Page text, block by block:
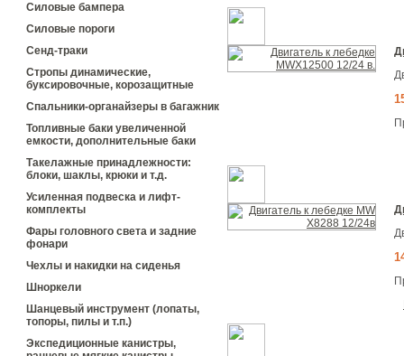
Силовые бампера
Силовые пороги
Сенд-траки
Стропы динамические,
буксировочные, корозащитные
Спальники-органайзеры в багажник
Топливные баки увеличенной
емкости, дополнительные баки
Такелажные принадлежности:
блоки, шаклы, крюки и т.д.
Усиленная подвеска и лифт-
комплекты
Фары головного света и задние
фонари
Чехлы и накидки на сиденья
Шноркели
Шанцевый инструмент (лопаты,
топоры, пилы и т.п.)
Экспедиционные канистры,